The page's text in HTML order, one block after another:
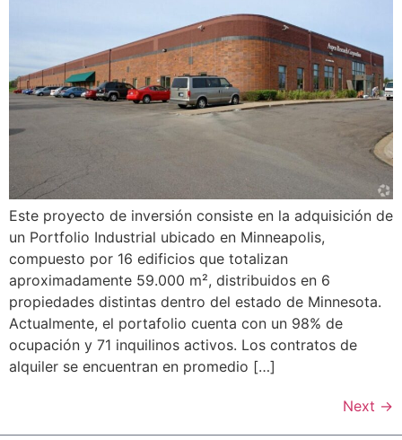
Este proyecto de inversión consiste en la adquisición de
un Portfolio Industrial ubicado en Minneapolis,
compuesto por 16 edificios que totalizan
aproximadamente 59.000 m², distribuidos en 6
propiedades distintas dentro del estado de Minnesota.
Actualmente, el portafolio cuenta con un 98% de
ocupación y 71 inquilinos activos. Los contratos de
alquiler se encuentran en promedio […]
Next →